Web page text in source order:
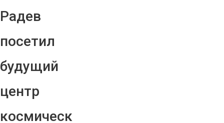
Радев
посетил
будущий
центр
космическ